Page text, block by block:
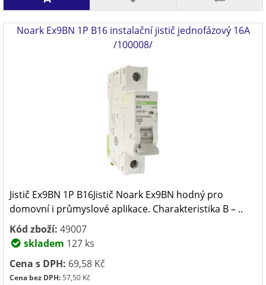
Noark Ex9BN 1P B16 instalační jistič jednofázový 16A
/100008/
Jistič Ex9BN 1P B16Jistič Noark Ex9BN hodný pro
domovní i průmyslové aplikace. Charakteristika B – ..
Kód zboží: 49007
skladem 127 ks
Cena s DPH: 69,58 Kč
Cena bez DPH:57,50 Kč